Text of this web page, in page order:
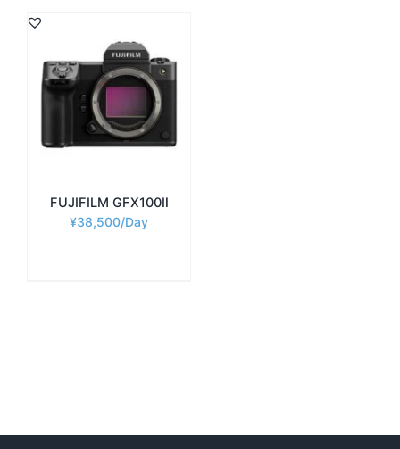
FUJIFILM GFX100Ⅱ
¥38,500